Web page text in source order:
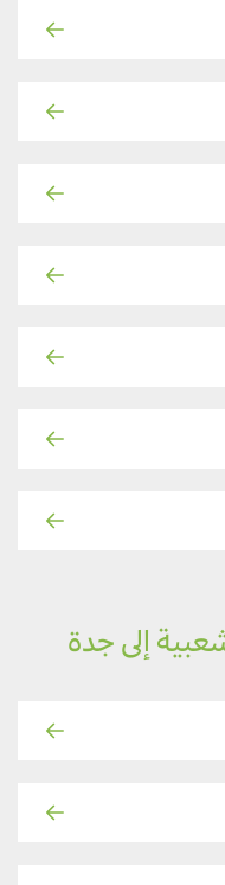
إلى جدة